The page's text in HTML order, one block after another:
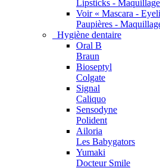
Lipsticks -
Voir « Mascara -
Paupières -
Hygiène dentaire
Oral B
Braun
Bioseptyl
Colgate
Signal
Caliquo
Sensodyne
Polident
Ailoria
Les Babygators
Yumaki
Docteur Smile